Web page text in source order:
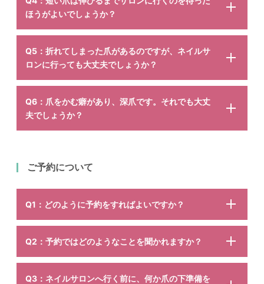
ほうがよいでしょうか？
Q5：折れてしまった爪があるのですが、ネイルサ
ロンに行っても大丈夫でしょうか？
Q6：爪をかむ癖があり、深爪です。それでも大丈
夫でしょうか？
ご予約について
Q1：どのように予約をすればよいですか？
Q2：予約ではどのようなことを聞かれますか？
Q3：ネイルサロンへ行く前に、何か爪の下準備を